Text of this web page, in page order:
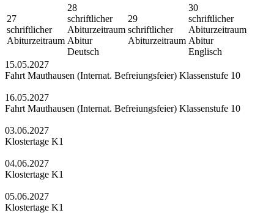
27
schriftlicher
Abiturzeitraum
28
schriftlicher
Abiturzeitraum
Abitur
Deutsch
29
schriftlicher
Abiturzeitraum
30
schriftlicher
Abiturzeitraum
Abitur
Englisch
15.05.2027
Fahrt Mauthausen (Internat. Befreiungsfeier) Klassenstufe 10
16.05.2027
Fahrt Mauthausen (Internat. Befreiungsfeier) Klassenstufe 10
03.06.2027
Klostertage K1
04.06.2027
Klostertage K1
05.06.2027
Klostertage K1